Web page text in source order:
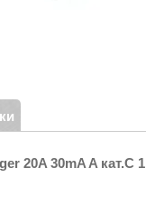
20A 30mA A кат.C